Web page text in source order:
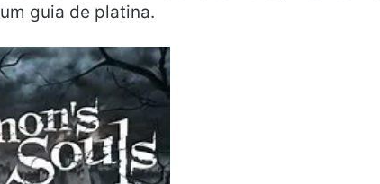
guia de platina.